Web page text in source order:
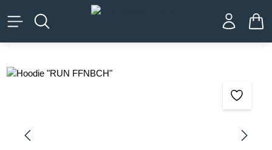
springen
Bildergalerie überspringen